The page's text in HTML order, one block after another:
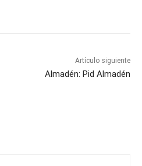
Artículo siguiente
Almadén: Pid Almadén